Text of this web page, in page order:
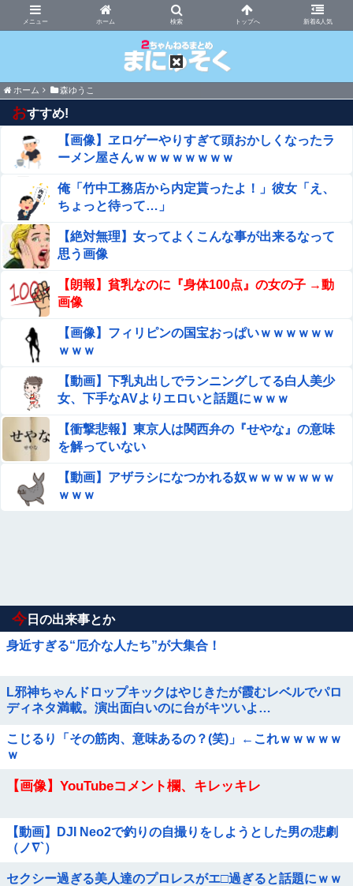
ホーム 新着&人気
まにゅそく 2chまとめニュース速報VIP
ホーム 森ゆうこ
おすすめ!
【画像】ヱロゲーやりすぎて頭おかしくなったラ
ーメン屋さんｗｗｗｗｗｗｗｗ
俺「竹中工務店から内定貰ったよ！」彼女「え、
ちょっと待って…」
【絶対無理】女ってよくこんな事が出来るなって
思う画像
【朗報】貧乳なのに『身体100点』の女の子 →動
画像
【画像】フィリピンの国宝おっぱいｗｗｗｗｗｗ
ｗｗｗ
【動画】下乳丸出しでランニングしてる白人美少
女、下手なAVよりエロいと話題にｗｗｗ
【衝撃悲報】東京人は関西弁の『せやな』の意味
を解っていない
【動画】アザラシになつかれる奴ｗｗｗｗｗｗｗ
ｗｗｗ
今 日の出来事とか
身近すぎる“厄介な人たち”が大集合！
L邪神ちゃんドロップキックはやじきたが霞むレベルでパロ
ディネタ満載。演出面白いのに台がキツいよ…
こじるり「その筋肉、意味あるの？(笑)」←これｗｗｗｗｗ
ｗ
【画像】YouTubeコメント欄、キレッキレ
【動画】DJI Neo2で釣りの自撮りをしようとした男の悲劇
（ノ∇`）
セクシー過ぎる美人達のプロレスがエ□過ぎると話題にｗｗ